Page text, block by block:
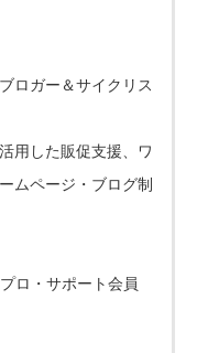
ロガー＆サイクリス
用した販促支援、ワ
ムページ・ブログ制
ロ・サポート会員